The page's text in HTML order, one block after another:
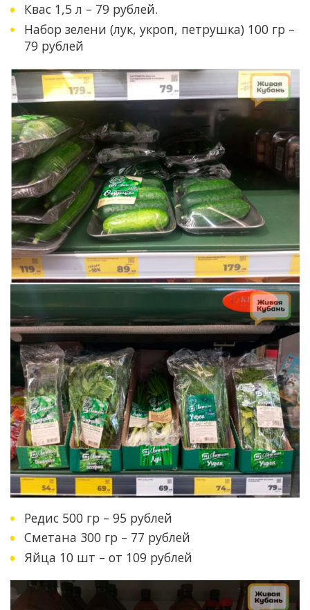
Квас 1,5 л – 79 рублей.
Набор зелени (лук, укроп, петрушка) 100 гр –
79 рублей
Редис 500 гр – 95 рублей
Сметана 300 гр – 77 рублей
Яйца 10 шт – от 109 рублей